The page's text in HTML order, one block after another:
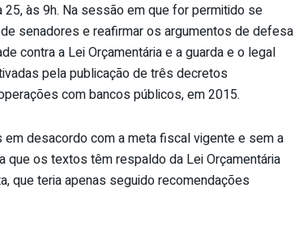
às 9h. Na sessão em que for permitido se
senadores e reafirmar os argumentos de defesa
contra a Lei Orçamentária e a guarda e o legal
pela publicação de três decretos
com bancos públicos, em 2015.
desacordo com a meta fiscal vigente e sem a
que os textos têm respaldo da Lei Orçamentária
que teria apenas seguido recomendações